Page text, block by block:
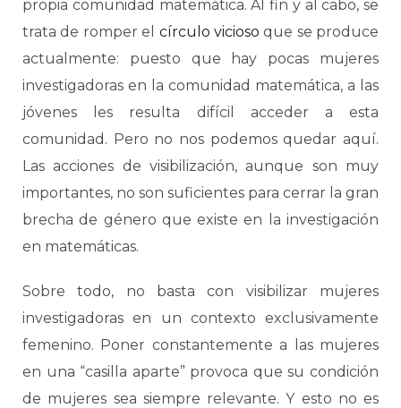
propia comunidad matemática. Al fin y al cabo, se
trata de romper el círculo vicioso que se produce
actualmente: puesto que hay pocas mujeres
investigadoras en la comunidad matemática, a las
jóvenes les resulta difícil acceder a esta
comunidad. Pero no nos podemos quedar aquí.
Las acciones de visibilización, aunque son muy
importantes, no son suficientes para cerrar la gran
brecha de género que existe en la investigación
en matemáticas.
Sobre todo, no basta con visibilizar mujeres
investigadoras en un contexto exclusivamente
femenino. Poner constantemente a las mujeres
en una “casilla aparte” provoca que su condición
de mujeres sea siempre relevante. Y esto no es